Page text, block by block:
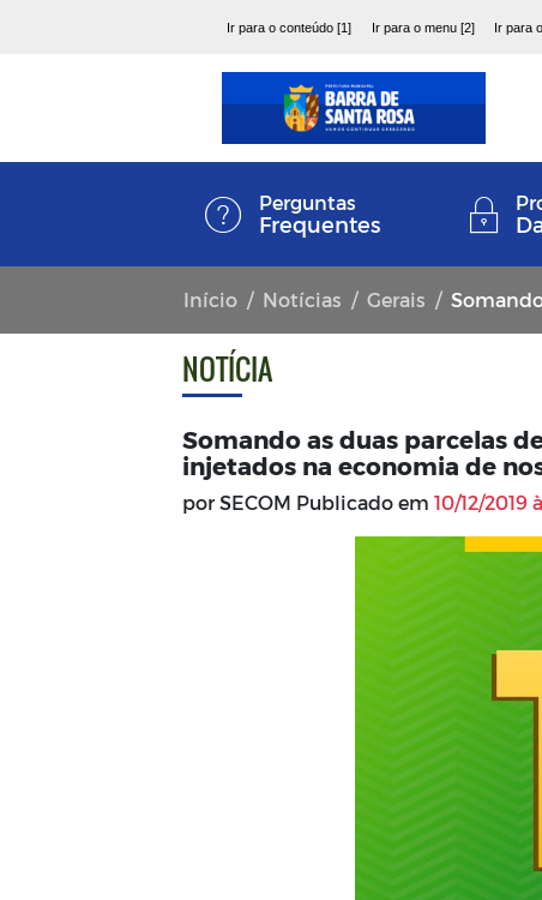
Ir para o conteúdo [1] Ir para o menu [2] Ir para
Perguntas
Frequentes
Início Notícias Gerais Somando as
NOTÍCIA
Somando as duas parcelas
injetados na economia de
por SECOM Publicado em 10/12/2019